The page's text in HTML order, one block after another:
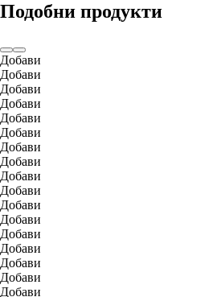
Подобни продукти
Добави
Добави
Добави
Добави
Добави
Добави
Добави
Добави
Добави
Добави
Добави
Добави
Добави
Добави
Добави
Добави
Добави